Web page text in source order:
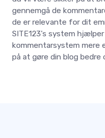
gennemgå de
de er relevante for dit
SITE123's system
kommentarsystem mere
på at gøre din blog bedre